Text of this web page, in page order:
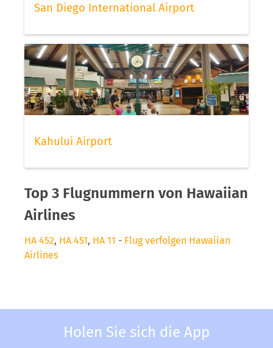
San Diego International Airport
Kahului Airport
Top 3 Flugnummern von Hawaiian
Airlines
HA 452, HA 451, HA 11 - Flug verfolgen Hawaiian
Airlines
Holen Sie sich die App